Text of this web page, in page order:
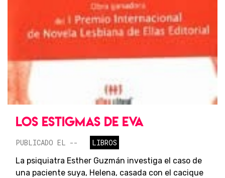
LOS ESTIGMAS DE EVA
PUBLICADO EL --
LIBROS
La psiquiatra Esther Guzmán investiga el caso de
una paciente suya, Helena, casada con el cacique